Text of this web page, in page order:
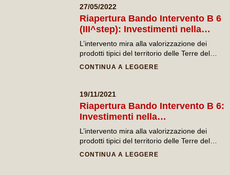
riqualificazione delle economie agricole
tradizionali.
27/05/2022
Riapertura Bando Intervento B 6
(III^step): Investimenti nella
trasformazione,
commercializzazione e sviluppo
L’intervento mira alla valorizzazione dei
prodotti tipici del territorio delle Terre del
Primitivo, attraverso investimenti nelle
confezionamento e commercializzazione dei
prodotti agricoli di cui all’allegato I del
Trattato, ad eccezione dei prodotti della
pesca.
CONTINUA A LEGGERE
19/11/2021
Riapertura Bando Intervento B 6:
Investimenti nella
trasformazione,
commercializzazione e sviluppo
L’intervento mira alla valorizzazione dei
prodotti tipici del territorio delle Terre del
Primitivo, attraverso investimenti nelle
CONTINUA A LEGGERE